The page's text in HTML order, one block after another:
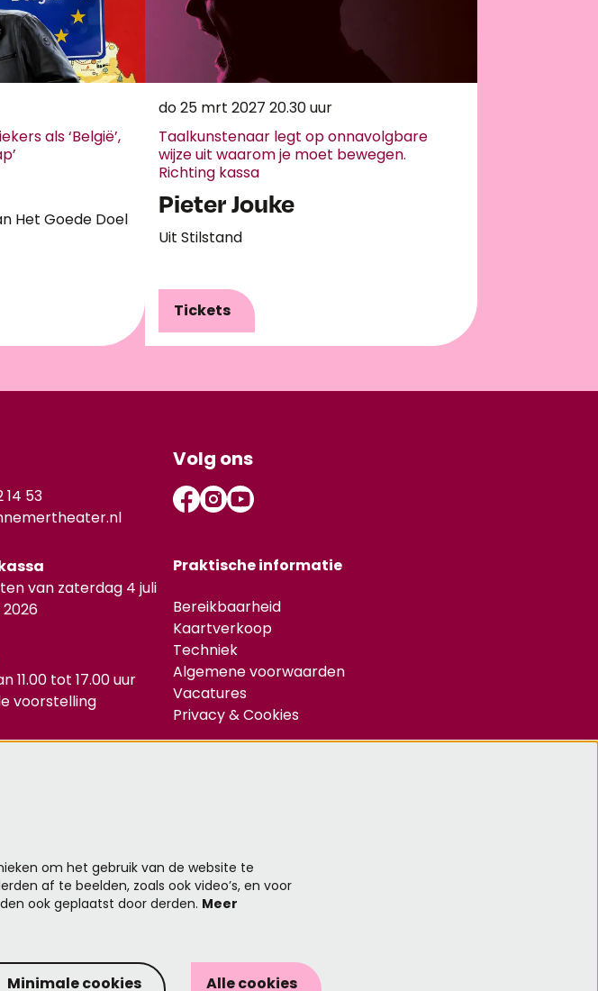
Het Goede Doel
als ‘België’,
Pieter Jouke
Uit Stilstand
Taalkunstenaar legt op onnavolgbare
wijze uit waarom je moet bewegen.
Richting kassa
do 25 mrt 2027 20.30 uur
Tickets
14 53
van zaterdag 4 juli
11.00 tot 17.00 uur
voorstelling
Volg ons
Praktische informatie
Bereikbaarheid
Kaartverkoop
Techniek
Algemene voorwaarden
Vacatures
Privacy & Cookies
om het gebruik van de website te
af te beelden, zoals ook video’s, en voor
ook geplaatst door derden. Meer
Minimale cookies Alle cookies